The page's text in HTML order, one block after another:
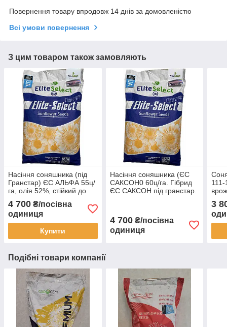
Повернення товару впродовж 14 днів за домовленістю
Всі умови повернення
З цим товаром також замовляють
Насіння соняшника (під
Гранстар) ЄС АЛЬФА 55ц/
га, олія 52%, стійкий до
семи рас вовчка A-G.
Преміум.
4 700 ₴/посівна
одиниця
Купити
Насіння соняшника (ЄС
САКСОН0 60ц/га. Гібрид
ЄС САКСОН під гранстар.
4 700₴/посівна
одиниця
111-
3
Подібні товари компанії